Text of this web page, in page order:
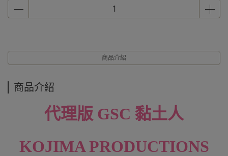
商品介紹
商品介紹
代理版 GSC 黏土人
KOJIMA PRODUCTIONS